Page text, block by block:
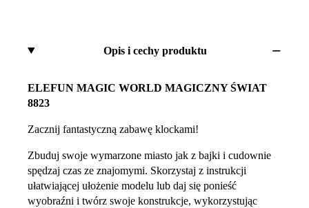
Opis i cechy produktu
ELEFUN MAGIC WORLD MAGICZNY ŚWIAT
8823
Zacznij fantastyczną zabawę klockami!
Zbuduj swoje wymarzone miasto jak z bajki i cudownie
spędzaj czas ze znajomymi. Skorzystaj z instrukcji
ułatwiającej ułożenie modelu lub daj się ponieść
wyobraźni i twórz swoje konstrukcje, wykorzystując